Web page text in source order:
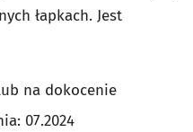
łapkach. Jest
na dokocenie
07.2024